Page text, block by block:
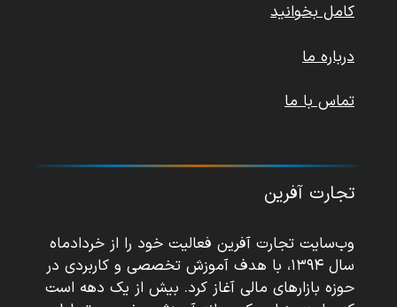
کامل بخوانید
درباره ما
تماس با ما
تجارت آفرین
وب‌سایت تجارت آفرین فعالیت خود را از خردادماه
سال ۱۳۹۴، با هدف آموزش تخصصی و کاربردی در
حوزه بازارهای مالی آغاز کرد. بیش از یک دهه است